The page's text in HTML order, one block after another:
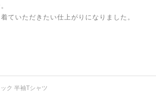
ていただきたい仕上がりになりました。
ク 半袖Tシャツ